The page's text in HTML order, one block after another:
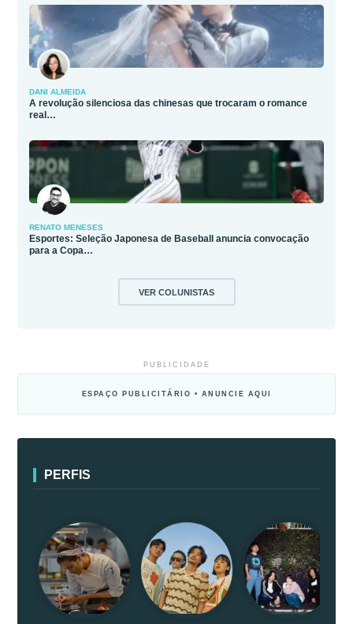
DANI ALMEIDA
A revolução silenciosa das chinesas que trocaram o romance
real…
RENATO MENESES
Esportes: Seleção Japonesa de Baseball anuncia convocação
para a Copa…
VER COLUNISTAS
PUBLICIDADE
ESPAÇO PUBLICITÁRIO • ANUNCIE AQUI
PERFIS